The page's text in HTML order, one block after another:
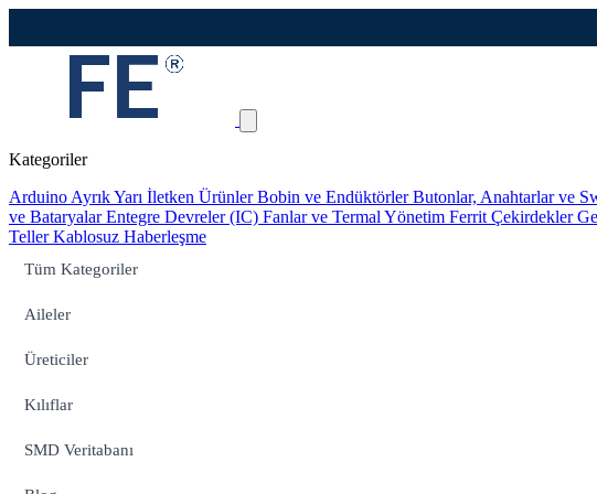
Kategoriler
Arduino Ayrık Yarı İletken ÜrünlerBobin ve EndüktörlerButonlar, Anahtarlar ve
ve BataryalarEntegre Devreler (IC) Fanlar ve Termal Yönetim Ferrit Çekirdekler
TellerKablosuz Haberleşme
Tüm Kategoriler
Aileler
Üreticiler
Kılıflar
SMD Veritabanı